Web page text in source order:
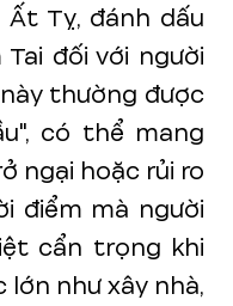
Ất Tỵ, đánh dấu
đối với người
thường được
có thể mang
ngại hoặc rủi ro
điểm mà người
cẩn trọng khi
như xây nhà,